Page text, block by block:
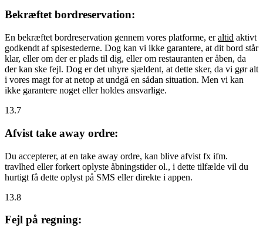
Bekræftet bordreservation:
En bekræftet bordreservation gennem vores platforme, eraltid aktivt
godkendt af spisestederne. Dog kan vi ikke garantere, at dit bord står
klar, eller om der er plads til dig, eller om restauranten er åben, da
der kan ske fejl. Dog er det uhyre sjældent, at dette sker, da vi gør alt
i vores magt for at netop at undgå en sådan situation. Men vi kan
ikke garantere noget eller holdes ansvarlige.
13.7
Afvist take away ordre:
Du accepterer, at en take away ordre, kan blive afvist fx ifm.
travlhed eller forkert oplyste åbningstider ol., i dette tilfælde vil du
hurtigt få dette oplyst på SMS eller direkte i appen.
13.8
Fejl på regning: